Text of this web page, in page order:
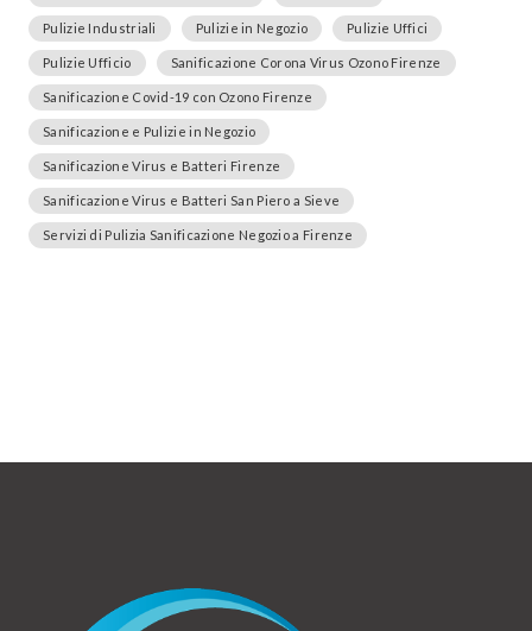
Pulizie Industriali Pulizie in Negozio Pulizie Uffici
Pulizie Ufficio Sanificazione Corona Virus Ozono Firenze
Sanificazione Covid-19 con Ozono Firenze
Sanificazione e Pulizie in Negozio
Sanificazione Virus e Batteri Firenze
Sanificazione Virus e Batteri San Piero a Sieve
Servizi di Pulizia Sanificazione Negozio a Firenze